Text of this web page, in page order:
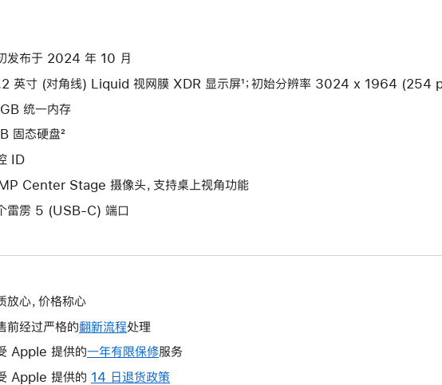
发布于 2024 年 10 月
英寸 (对角线) Liquid 视网膜 XDR 显示屏¹；初始分辨率 3024 x 1964 (254
统一内存
固态硬盘²
ID
Center Stage 摄像头，支持桌上视角功能
雷雳 5 (USB-C) 端口
放心，价格称心
前经过严格的翻新流程处理
Apple 提供的一年有限保修此
操
服务
Apple 提供的 14 日退货政策